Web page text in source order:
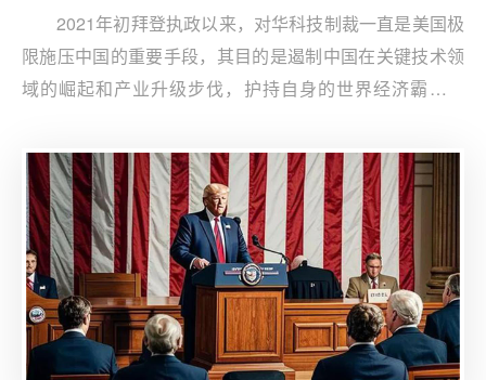
2021年初拜登执政以来，对华科技制裁一直是美国极
限施压中国的重要手段，其目的是遏制中国在关键技术领
域的崛起和产业升级步伐，护持自身的世界经济霸权地
济制裁措施。这些高科技企业因而受到美国严格的物资和
技术双向管制，面临着财务状况逐渐恶化、国际市场不断
萎缩等负面因素挑战，给中国高科技企业造成了不可逆的
创伤。